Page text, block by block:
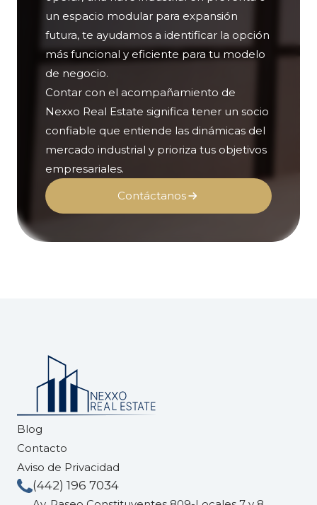
un espacio modular para expansión
futura, te ayudamos a identificar la opción
más funcional y eficiente para tu modelo
de negocio.
Contar con el acompañamiento de
Nexxo Real Estate significa tener un socio
confiable que entiende las dinámicas del
mercado industrial y prioriza tus objetivos
empresariales.
Contáctanos
Blog
Contacto
Aviso de Privacidad
(442) 196 7034